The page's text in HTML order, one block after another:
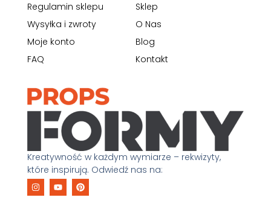
Kreatywność w każdym wymiarze – rekwizyty,
które inspirują. Odwiedź nas na:
Sklep
O Nas
Blog
Kontakt
Regulamin sklepu
Wysyłka i zwroty
Moje konto
FAQ